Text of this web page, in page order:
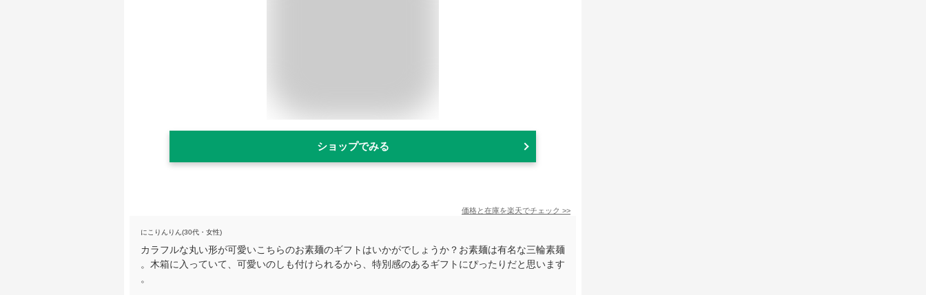
ショップでみる
価格と在庫を楽天でチェック >>
にこりんりん(30代・女性)
カラフルな丸い形が可愛いこちらのお素麺のギフトはいかがでしょうか？お素麺は有名な三輪素麺
。木箱に入っていて、可愛いのしも付けられるから、特別感のあるギフトにぴったりだと思います
。